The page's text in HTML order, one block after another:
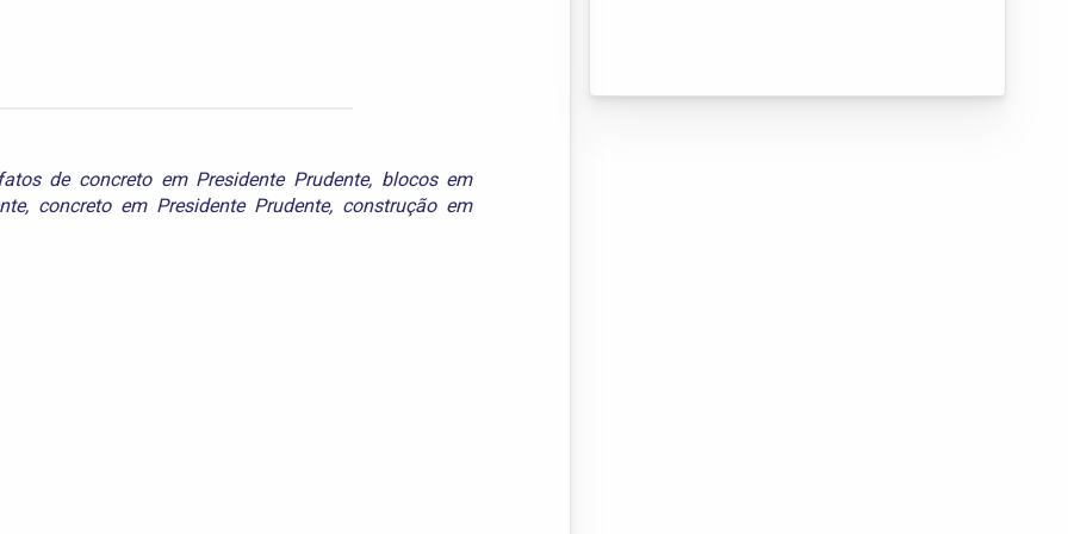
de concreto em Presidente Prudente, blocos em
, concreto em Presidente Prudente, construção em